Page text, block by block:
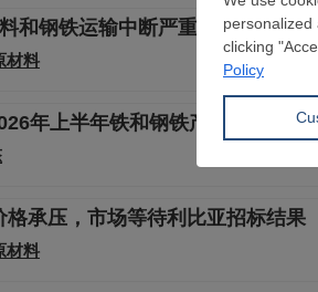
和钢铁运输中断严重影响俄罗斯
材料
年上半年铁和钢铁产量将有所增
承压，市场等待利比亚招标结果
材料